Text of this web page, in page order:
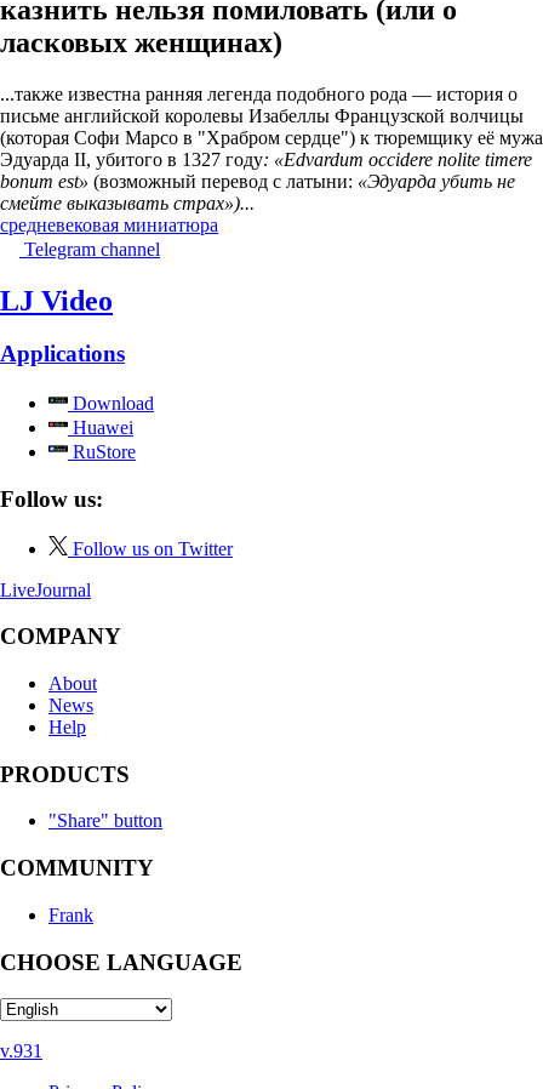
казнить нельзя помиловать (или о
ласковых женщинах)
...также известна ранняя легенда подобного рода — история о
письме английской королевы Изабеллы Французской волчицы
(которая Софи Марсо в "Храбром сердце") к тюремщику её мужа
Эдуарда II, убитого в 1327 году: «Edvardum occidere nolite timere
bonum est» (возможный перевод с латыни: «Эдуарда убить не
смейте выказывать страх»)...
средневековая миниатюра
Telegram channel
LJ Video
Applications
Download
Huawei
RuStore
Follow us:
Follow us on Twitter
LiveJournal
COMPANY
About
News
Help
PRODUCTS
"Share" button
COMMUNITY
Frank
CHOOSE LANGUAGE
v.931